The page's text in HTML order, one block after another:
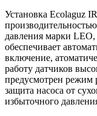
Установка Ecolaguz
давления марки
обеспечивает
включение,
работу датчиков
предусмотрен режим
защита насоса от
избыточного